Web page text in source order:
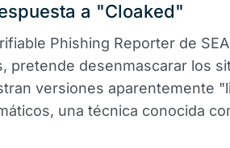
a "Cloaked"
Phishing Reporter de
pretende desenmascarar los
versiones aparentemente
una técnica conocida